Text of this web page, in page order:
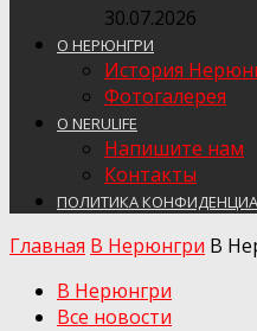
30.07.2026
О НЕРЮНГРИ
История
Фотогалерея
О NERULIFE
Напишите нам
Контакты
ПОЛИТИКА
Главная В Нерюнгри В
В Нерюнгри
Все новости